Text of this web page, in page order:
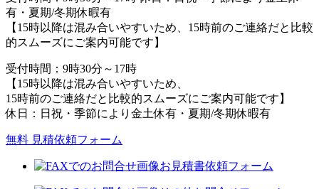
有・夏期/冬期休暇有
【15時以降は混み合いやすいため、15時前のご連絡だと比較
的スムーズにご案内可能です】
受付時間：9時30分～17時
【15時以降は混み合いやすいため、
15時前のご連絡だと比較的スムーズにご案内可能です】
休日：日祝・季節により金土休有・夏期/冬期休暇有
無料 見積依頼フォーム
お見積書依頼フォーム